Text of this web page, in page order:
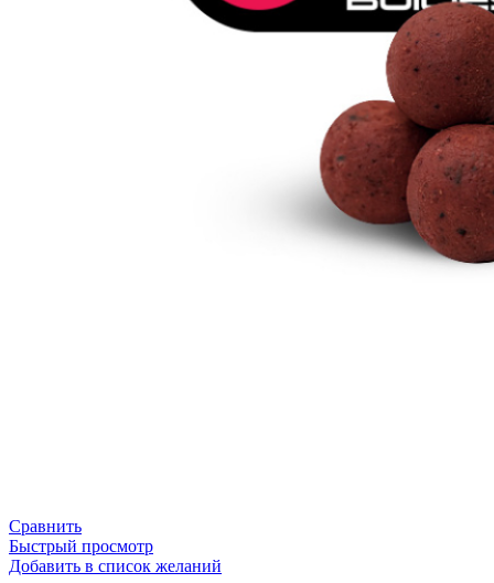
Сравнить
Быстрый просмотр
Добавить в список желаний